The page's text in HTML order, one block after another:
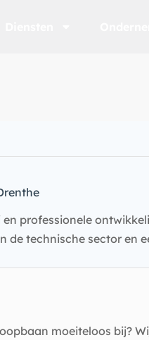
professionele
de technische sector en
moeiteloos bij?